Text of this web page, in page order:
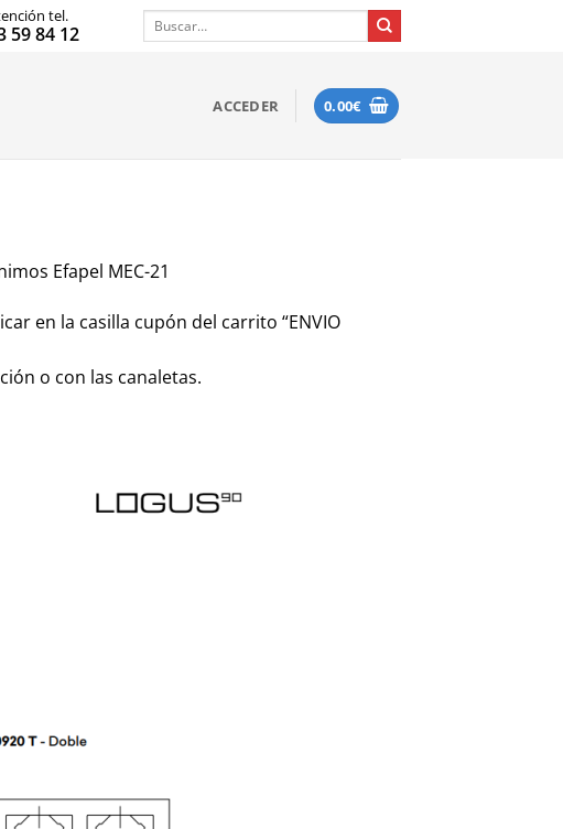
tel.
59 84 12
Buscar
ACCEDER 0.00€
Efapel MEC-21
en la casilla cupón del carrito “ENVIO
o con las canaletas.